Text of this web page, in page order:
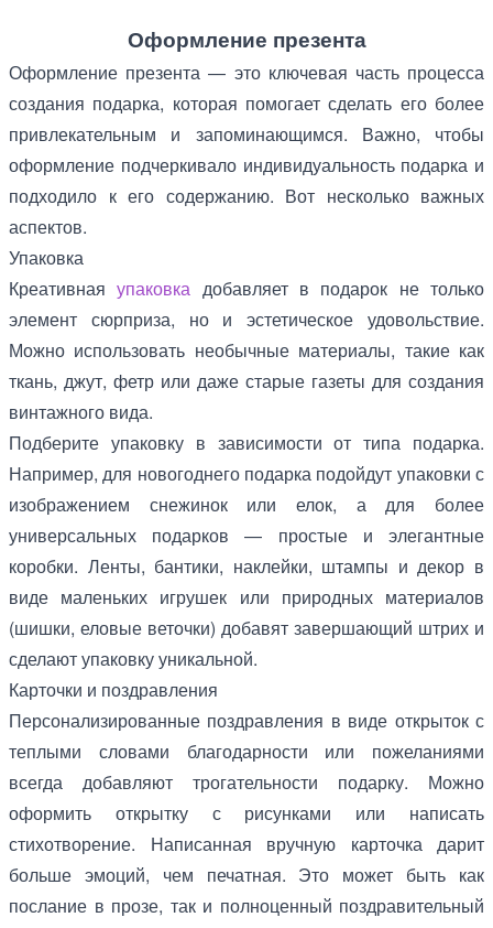
Оформление презента
Оформление презента — это ключевая часть процесса
создания подарка, которая помогает сделать его более
привлекательным и запоминающимся. Важно, чтобы
оформление подчеркивало индивидуальность подарка и
подходило к его содержанию. Вот несколько важных
аспектов.
Упаковка
Креативнаяупаковка добавляет в подарок не только
элемент сюрприза, но и эстетическое удовольствие.
Можно использовать необычные материалы, такие как
ткань, джут, фетр или даже старые газеты для создания
винтажного вида.
Подберите упаковку в зависимости от типа подарка.
Например, для новогоднего подарка подойдут упаковки с
изображением снежинок или елок, а для более
универсальных подарков — простые и элегантные
коробки. Ленты, бантики, наклейки, штампы и декор в
виде маленьких игрушек или природных материалов
(шишки, еловые веточки) добавят завершающий штрих и
сделают упаковку уникальной.
Карточки и поздравления
Персонализированные поздравления в виде открыток с
теплыми словами благодарности или пожеланиями
всегда добавляют трогательности подарку. Можно
оформить открытку с рисунками или написать
стихотворение. Написанная вручную карточка дарит
больше эмоций, чем печатная. Это может быть как
послание в прозе, так и полноценный поздравительный